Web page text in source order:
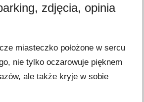
zdjęcia, opinia
miasteczko położone w sercu
nie tylko oczarowuje pięknem
ale także kryje w sobie